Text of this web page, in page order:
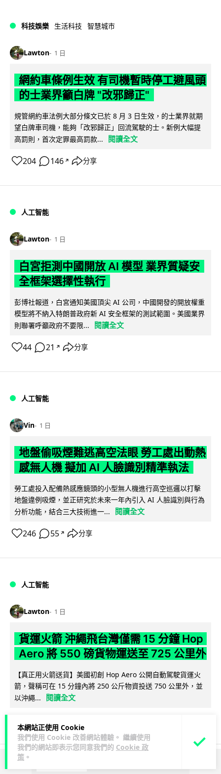
本網站正使用 Cookie
我們使用 Cookie 改善網站體驗。 繼續使用
我們的網站即表示您同意我們的 Cookie 政
策 。
科技娛樂 生活科技 智慧城市
Lawton 1 日
網約車條例生效 有司機暫時停工避風頭
的士業界籲白牌 "改邪歸正"
規管網約車法例大部分條文已於 8 月 3 日生效，的士業界就期
望白牌車司機，能夠「改邪歸正」回流駕駛的士。新例大幅提
高罰則，首次定罪最高罰款...
閱讀全文
204 146 ↗ 分享
人工智能
Lawton 1 日
白宮拒測中國開放 AI 模型 業界質疑安
全框架選擇性執行
彭博社報道，白宮通知美國頂尖 AI 公司，中國開發的開放權重
模型將不納入特朗普政府新 AI 安全框架的測試範圍。美國業界
則聯署呼籲政府不要限...
閱讀全文
44 21 ↗ 分享
人工智能
Vin 1 日
地盤偷吸煙難逃高空法眼 勞工處出動熱
感無人機 擬加 AI 人臉識別精準執法
勞工處投入配備熱感應鏡頭的小型無人機進行高空巡邏以打擊
地盤違例吸煙，並正研究於未來一年內引入 AI 人臉識別與行為
分析功能，結合三大技術進一...
閱讀全文
246 55 ↗ 分享
人工智能
Lawton 1 日
貨運火箭 沖繩飛台灣僅需 15 分鐘 Hop
Aero 將 550 磅貨物運送至 725 公里外
【真正用火箭送貨】美國初創 Hop Aero 公開自動駕駛貨運火
箭，聲稱可在 15 分鐘內將 250 公斤物資投送 750 公里外，並
以沖繩...
閱讀全文